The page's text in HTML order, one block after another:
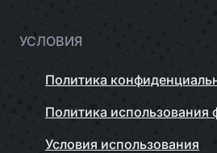
УСЛОВИЯ
Политика
Политика
Условия использования